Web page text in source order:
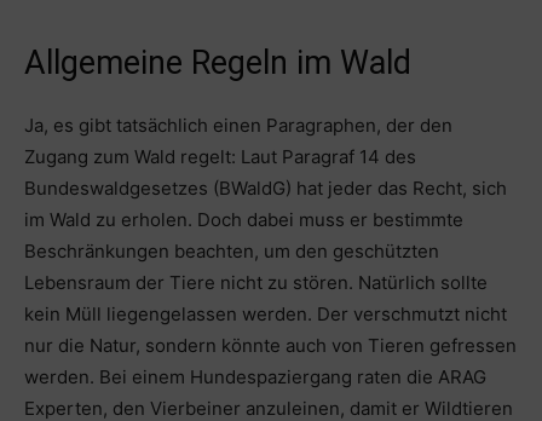
Allgemeine Regeln im Wald
Ja, es gibt tatsächlich einen Paragraphen, der den
Zugang zum Wald regelt: Laut Paragraf 14 des
Bundeswaldgesetzes (BWaldG) hat jeder das Recht, sich
im Wald zu erholen. Doch dabei muss er bestimmte
Beschränkungen beachten, um den geschützten
Lebensraum der Tiere nicht zu stören. Natürlich sollte
kein Müll liegengelassen werden. Der verschmutzt nicht
nur die Natur, sondern könnte auch von Tieren gefressen
werden. Bei einem Hundespaziergang raten die ARAG
Experten, den Vierbeiner anzuleinen, damit er Wildtieren